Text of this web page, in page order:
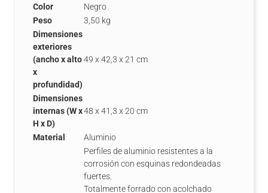
Color
Negro
Peso
3,50 kg
Dimensiones
exteriores
(ancho x alto
x
profundidad)
49 x 42,3 x 21 cm
Dimensiones
internas (W x
H x D)
48 x 41,3 x 20 cm
Material Aluminio
Perfiles de aluminio resistentes a la
corrosión con esquinas redondeadas
fuertes.
Totalmente forrado con acolchado